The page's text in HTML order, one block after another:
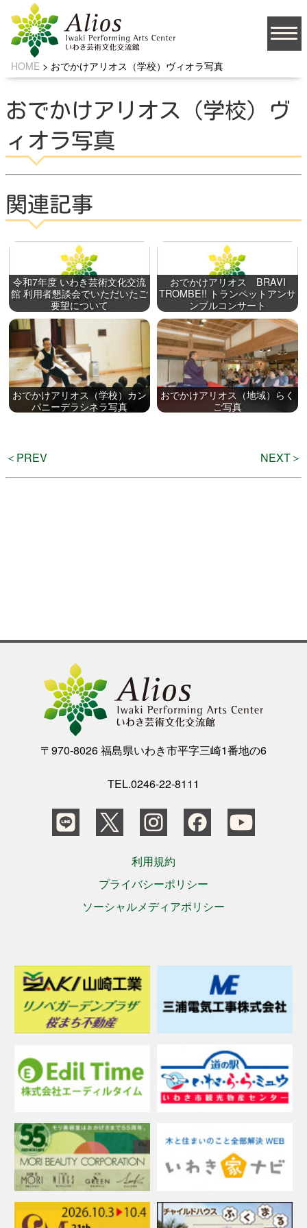
大
背景の色
ソーシャルメディア
お問い合わせ
よくある質問
検
いわきアリオスとは
スケジュール
ネーミングライツ・パートナー
HOME > おでかけアリオス（学校）ヴィオラ写真
おでかけアリオス（学校）ヴ
ィオラ写真
関連記事
令和7年度 いわき芸術文化交流
館 利用者懇談会でいただいたご
要望について
おでかけアリオス BRAVI
TROMBE!! トランペットアンサ
ンブルコンサート
おでかけアリオス（学校）カン
パニーデラシネラ写真
おでかけアリオス（地域）らく
ご写真
＜PREV NEXT＞
〒970-8026 福島県いわき市平字三崎1番地の6
TEL.0246-22-8111
利用規約
プライバシーポリシー
ソーシャルメディアポリシー